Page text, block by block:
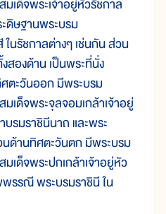
ด็จพระเจ้าอยู่หัวรัชกาล
ดิษฐานพระบรม
นรัชกาลต่างๆ เช่นกัน ส่วน
สองด้าน เป็นพระที่นั่ง
ตะวันออก มีพระบรม
ด็จพระจุลจอมเกล้าเจ้าอยู่
รมราชินีนาถ และพระ
ด้านทิศตะวันตก มีพระบรม
ด็จพระปกเกล้าเจ้าอยู่หัว
พรรณี พระบรมราชินี ใน